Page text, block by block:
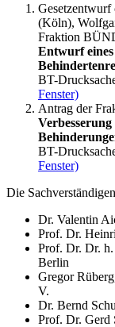
(Köln),
Fraktion
Entwurf eines
BT-
Fenster)
Antrag der
BT-
Fenster)
Die
Dr. Valentin
Prof. Dr.
Prof. Dr. Dr.
Berlin
Gregor
V.
Dr. Bernd
Prof. Dr. Gerd